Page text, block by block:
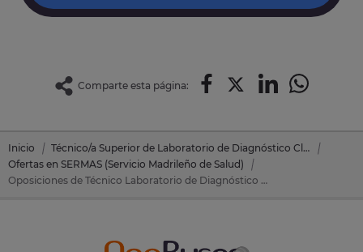
Comparte esta página:
Inicio
Técnico/a Superior de Laboratorio de Diagnóstico Clínico y Biomédico
Ofertas en SERMAS (Servicio Madrileño de Salud)
Oposiciones de Técnico Laboratorio de Diagnóstico en SERMAS (Servicio Madrileño de Salud)